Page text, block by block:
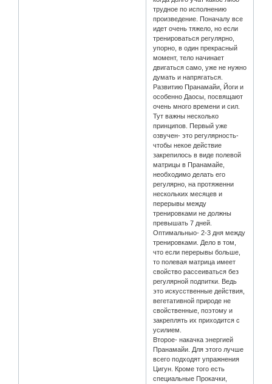
трудное по исполнению
произведение. Поначалу все
идет очень тяжело, но если
тренироваться регулярно,
упорно, в один прекрасный
момент, тело начинает
двигаться само, уже не нужно
думать и напрягаться.
Развитию Пранамайи, Йоги и
особенно Даосы, посвящают
очень много времени и сил.
Тут важны несколько
принципов. Первый уже
озвучен- это регулярность-
чтобы некое действие
закрепилось в виде полевой
матрицы в Пранамайе,
необходимо делать его
регулярно, на протяженни
нескольких месяцев и
перерывы между
тренировками не должны
превышать 7 дней.
Оптимальныо- 2-3 дня между
тренировками. Дело в том,
что если перерывы больше,
то полевая матрица имеет
свойство рассеиваться без
регулярной подпитки. Ведь
это искусственные действия,
вегетативной природе не
свойственные, поэтому и
закреплять их приходится с
усилием.
Второе- накачка энергией
Пранамайи. Для этого лучше
всего подходят упражнения
Цигун. Кроме того есть
специальные Прокачки,